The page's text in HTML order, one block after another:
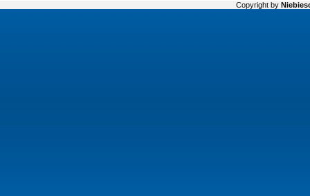
Copyright by